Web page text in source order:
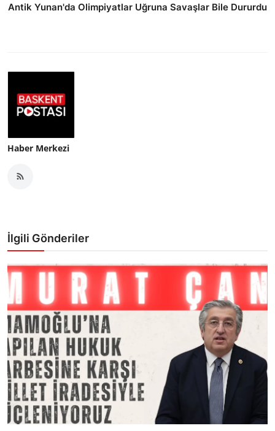
Antik Yunan'da Olimpiyatlar Uğruna Savaşlar Bile Dururdu
Haber Merkezi
İlgili Gönderiler